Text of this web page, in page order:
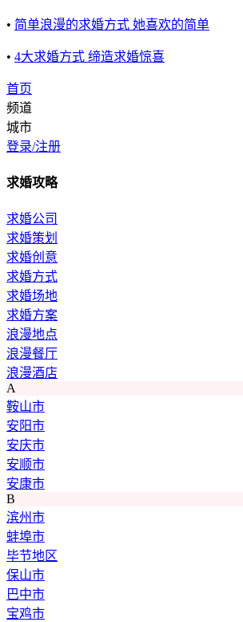
• 简单浪漫的求婚方式 她喜欢的简单
• 4大求婚方式 缔造求婚惊喜
首页
频道
城市
登录/注册
求婚攻略
求婚公司
求婚策划
求婚创意
求婚方式
求婚场地
求婚方案
浪漫地点
浪漫餐厅
浪漫酒店
A
鞍山市
安阳市
安庆市
安顺市
安康市
B
滨州市
蚌埠市
毕节地区
保山市
巴中市
宝鸡市